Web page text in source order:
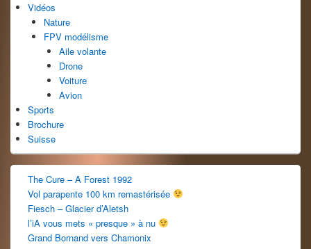
Vidéos
Nature
FPV modélisme
Aile volante
Drone
Voiture
Avion
Sports
Brochure
Suisse
The Cure – A Forest 1992
Vol parapente 100 km remastérisée
Fiesch – Glacier d’Aletsh
l’iA vous mets « presque » à nu
Grand Bornand vers Chamonix